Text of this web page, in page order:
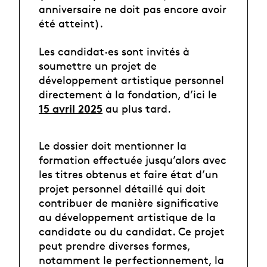
anniversaire ne doit pas encore avoir
été atteint).
Les candidat·es sont invités à
soumettre un projet de
développement artistique personnel
directement à la fondation, d’ici le
15 avril 2025 au plus tard.
Le dossier doit mentionner la
formation effectuée jusqu’alors avec
les titres obtenus et faire état d’un
projet personnel détaillé qui doit
contribuer de manière signiﬁcative
au développement artistique de la
candidate ou du candidat. Ce projet
peut prendre diverses formes,
notamment le perfectionnement, la